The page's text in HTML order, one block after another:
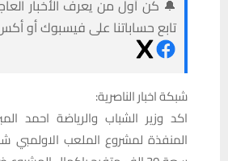
🔔 كن أول من يعرف الأخبار
تابع حساباتنا على فيسبوك أو
شبكة اخبار الناصرية:
اكد وزير الشباب والرياضة احمد
المنفذة لمشروع الملعب الاولمبي